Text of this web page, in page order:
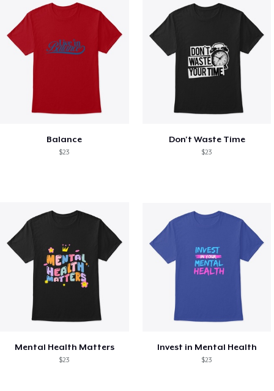
Balance
$23
Don't Waste Time
$23
Mental Health Matters
$23
Invest in Mental Health
$23